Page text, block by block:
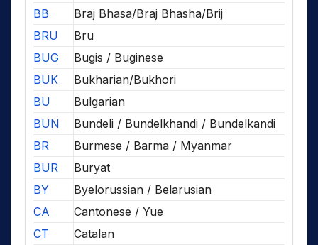
BB
Braj Bhasa/Braj Bhasha/Brij
BRU
Bru
BUG
Bugis / Buginese
BUK
Bukharian/Bukhori
BU
Bulgarian
BUN
Bundeli / Bundelkhandi / Bundelkandi
BR
Burmese / Barma / Myanmar
BUR
Buryat
BY
Byelorussian / Belarusian
CA
Cantonese / Yue
CT
Catalan